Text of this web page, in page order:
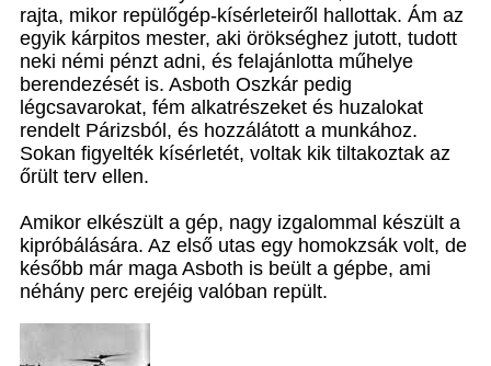
rajta, mikor repülőgép-kísérleteiről hallottak. Ám az
egyik kárpitos mester, aki örökséghez jutott, tudott
neki némi pénzt adni, és felajánlotta műhelye
berendezését is. Asboth Oszkár pedig
légcsavarokat, fém alkatrészeket és huzalokat
rendelt Párizsból, és hozzálátott a munkához.
Sokan figyelték kísérletét, voltak kik tiltakoztak az
őrült terv ellen.
Amikor elkészült a gép, nagy izgalommal készült a
kipróbálására. Az első utas egy homokzsák volt, de
később már maga Asboth is beült a gépbe, ami
néhány perc erejéig valóban repült.